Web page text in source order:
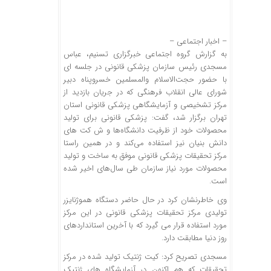
– اخبار اجتماعی –
به گزارش گروه اجتماعی خبرگزاری تسنیم، عباس
مسجدی رئیس سازمان پزشکی قانونی در جلسه ای
با حضور حجت‌الاسلام والمسلمین خسروپناه دبیر
شورای عالی انقلاب فرهنگی که در جریان بازدید از
مرکز تشخیصی و آزمایشگاهی پزشکی قانونی استان
تهران برگزار شد، گفت: پزشکی قانونی برای تولید
محصولات خود از ظرفیت دانشگاه‌ها و ش کت های
دانش بنیان‌ نیز استفاده می‌کند و در همین راستا
مرکز تحقیقات پزشکی قانونی موفق به ساخت و تولید
محصولات مورد نیاز سازمان طی سال‌های اخیر شده
است.
وی خاطرنشان کرد در حال حاضر دستگاه هموژنایزر
تولیدی مرکز تحقیقات پزشکی قانونی در این مرکز
مورد استفاده قرار می گیرد که با آخرین استانداردهای
روز دنیا مطابقت دارد.
مسجدی تصریح کرد: کیت ژنتیک تولید شده در مرکز